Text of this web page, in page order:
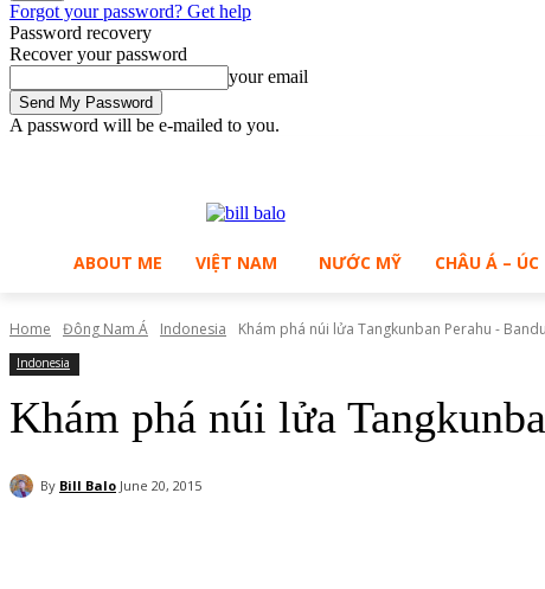
Forgot your password? Get help
Password recovery
Recover your password
your email
A password will be e-mailed to you.
ABOUT ME VIỆT NAM NƯỚC MỸ CHÂU Á – ÚC
Home Đông Nam Á Indonesia Khám phá núi lửa Tangkunban Perahu -
Indonesia
Khám phá núi lửa
By Bill Balo June 20, 2015